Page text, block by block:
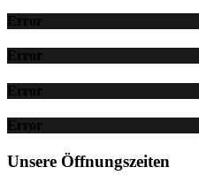
Error
Error
Error
Error
Unsere Öffnungszeiten